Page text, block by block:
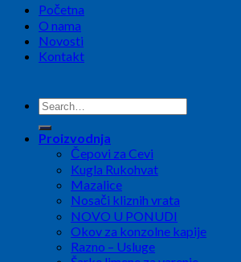
Početna
O nama
Novosti
Kontakt
Search
for:
Proizvodnja
Čepovi za Cevi
Kugla Rukohvat
Mazalice
Nosači kliznih vrata
NOVO U PONUDI
Okov za konzolne kapije
Razno – Usluge